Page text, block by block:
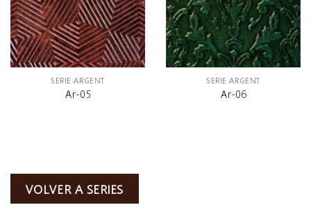
SERIE ARGENT
Ar-05
SERIE ARGENT
Ar-06
VOLVER A SERIES